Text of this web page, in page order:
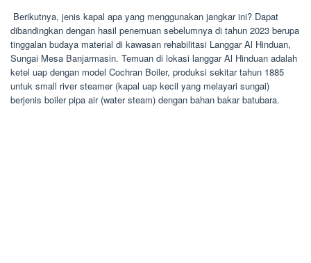
Berikutnya, jenis kapal apa yang menggunakan jangkar ini? Dapat
dibandingkan dengan hasil penemuan sebelumnya di tahun 2023 berupa
tinggalan budaya material di kawasan rehabilitasi Langgar Al Hinduan,
Sungai Mesa Banjarmasin. Temuan di lokasi langgar Al Hinduan adalah
ketel uap dengan model Cochran Boiler, produksi sekitar tahun 1885
untuk small river steamer (kapal uap kecil yang melayari sungai)
berjenis boiler pipa air (water steam) dengan bahan bakar batubara.